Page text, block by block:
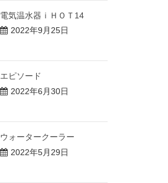
電気温水器ｉＨＯＴ14
2022年9月25日
エピソード
2022年6月30日
ウォータークーラー
2022年5月29日